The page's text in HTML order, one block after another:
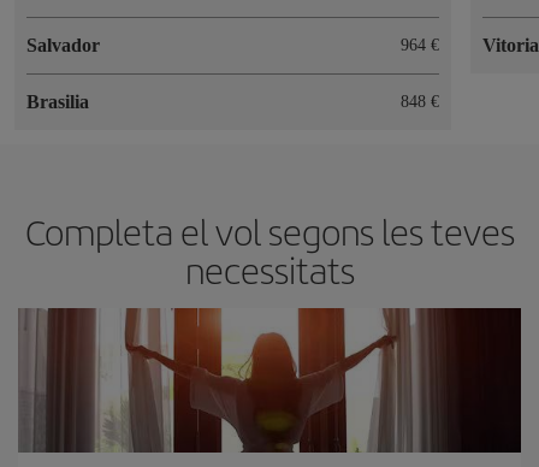
Salvador 964
Brasilia 848
Completa el vol segons les teves
necessitats